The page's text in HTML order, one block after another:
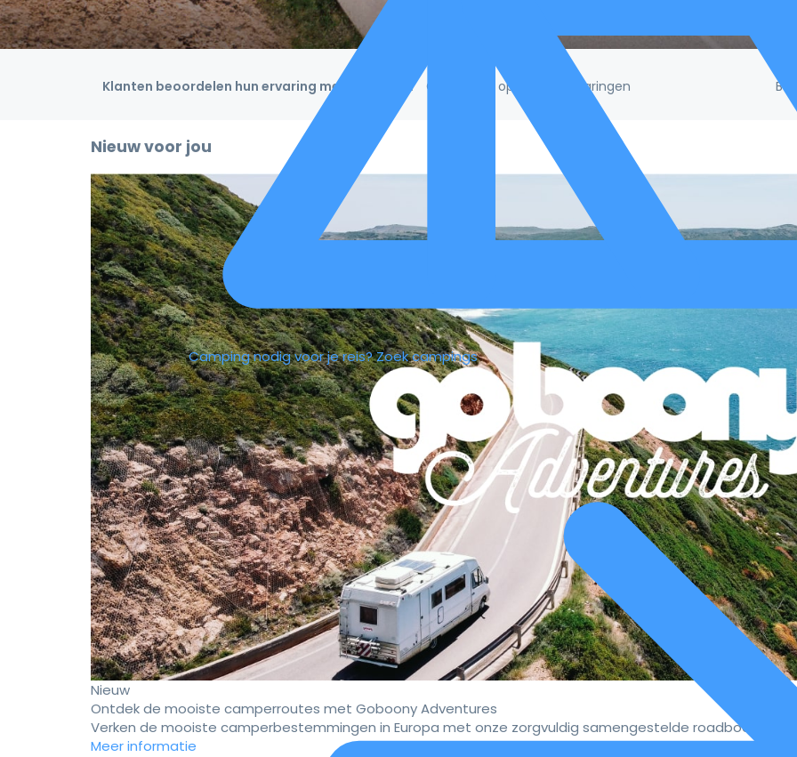
Camping nodig voor je reis?Zoek campings
Klanten beoordelen hun ervaring met een 4,9/5! Gebaseerd op 132.395 ervaringen
Nieuw voor jou
Nieuw
Ontdek de mooiste camperroutes met Goboony Adventures
Verken de mooiste camperbestemmingen in Europa met onze zorgvuldig samengestelde roadbooks.
Meer informatie